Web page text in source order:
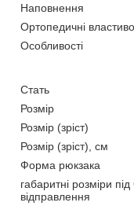
Наповнення
Ортопедичні
Особливості
Стать
Розмір
Розмір (зріст)
Розмір (зріст), см
Форма рюкзака
габаритні розміри під
відправлення